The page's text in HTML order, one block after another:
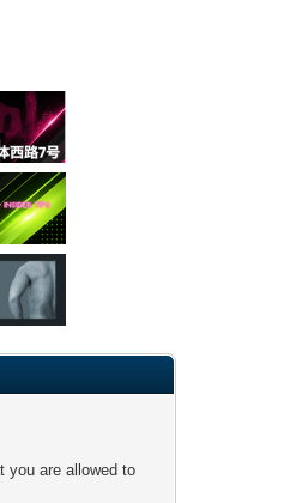
you are allowed to